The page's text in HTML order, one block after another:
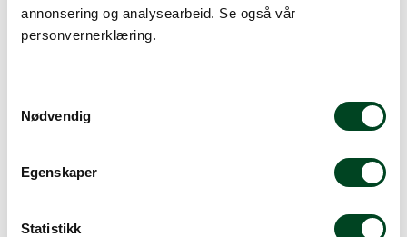
annonsering og analysearbeid. Se også vår
personvernerklæring.
Nødvendig
Egenskaper
Statistikk
001.0012516 sikring 5x20mm 16A T
Les mer